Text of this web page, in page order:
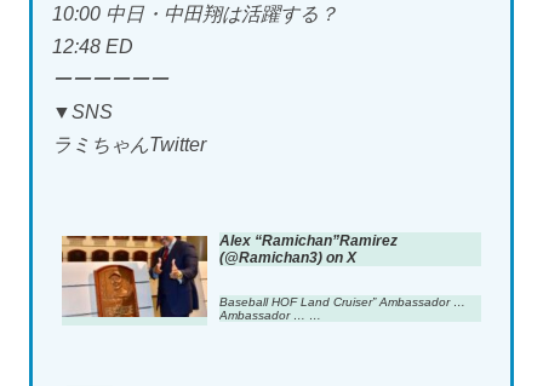
10:00 中日・中田翔は活躍する？
12:48 ED
ーーーーーー
▼SNS
ラミちゃんTwitter
Alex “Ramichan”Ramirez
(@Ramichan3) on X
Baseball HOF Land Cruiser” Ambassador …
Ambassador … …